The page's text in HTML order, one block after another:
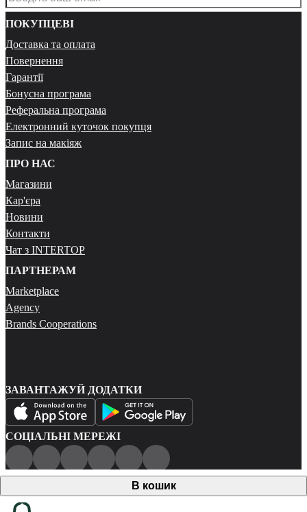
В кошик
ПОКУПЦЕВІ
Доставка та оплата
Повернення
Гарантії
Бонусна програма
Реферальна програма
Електронний куточок покупця
Запис на макіяж
ПРО НАС
Магазини
Кар'єра
Новини
Контакти
Чат з INTERTOP
ПАРТНЕРАМ
Marketplace
Agency
Brands Cooperations
ЗАВАНТАЖУЙ ДОДАТКИ
СОЦІАЛЬНІ МЕРЕЖІ
Публічна оферта
Політика конфіденційності